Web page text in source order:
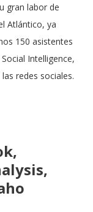
gran labor de
Atlántico, ya
150 asistentes
Intelligence,
redes sociales.